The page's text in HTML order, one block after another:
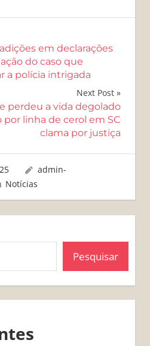
em declarações
do caso que
a polícia intrigada
Next Post
perdeu a vida degolado
por linha de cerol em SC
clama por justiça
admin-
Notícias
Pesquisar